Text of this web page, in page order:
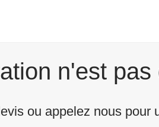
n'est
ou appelez nous pour